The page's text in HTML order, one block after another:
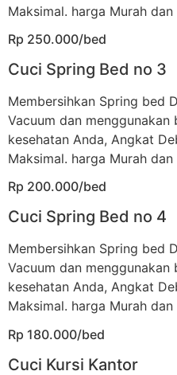
Maksimal. harga Murah
Rp 250.000/bed
Cuci Spring Bed no 3
Membersihkan Spring bed
Vacuum dan menggunakan
kesehatan Anda, Angkat
Maksimal. harga Murah
Rp 200.000/bed
Cuci Spring Bed no 4
Membersihkan Spring bed
Vacuum dan menggunakan
kesehatan Anda, Angkat
Maksimal. harga Murah
Rp 180.000/bed
Cuci Kursi Kantor